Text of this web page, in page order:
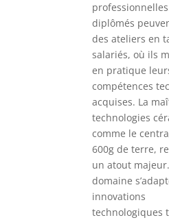
diplômés
des ateliers en
salariés, où ils
en pratique
compétences
acquises. La
technologies
comme le
600g de terre,
un atout
domaine
innovations
technologiques